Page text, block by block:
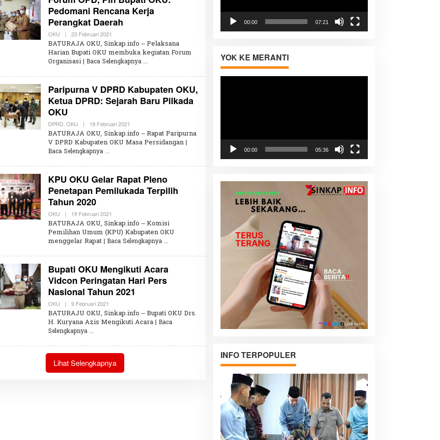
R
A
H
Pedomani Rencana Kerja
Perangkat Daerah
OKU | 23 Februari 2021
L
E
H
U
A
W
R
K
BATURAJA OKU, Sinkap.info – Pelaksana
Harian Bupati OKU membuka kegiatan Forum
Organisasi | Baca Selengkapnya
Paripurna V DPRD Kabupaten OKU,
Ketua DPRD: Sejarah Baru Pilkada
OKU
DPRD, OKU | 19 Februari 2021
L
E
H
A
W
R
BATURAJA OKU, Sinkap.info – Rapat Paripurna
V DPRD Kabupaten OKU Masa Persidangan |
Baca Selengkapnya
KPU OKU Gelar Rapat Pleno
Penetapan Pemilukada Terpilih
Tahun 2020
OKU | 19 Februari 2021
L
E
H
U
A
W
R
A
H
BATURAJA OKU, Sinkap.info – Komisi
Pemilihan Umum (KPU) Kabupaten OKU
menggelar Rapat | Baca Selengkapnya
Bupati OKU Mengikuti Acara
Vidcon Peringatan Hari Pers
Nasional Tahun 2021
OKU | 9 Februari 2021
L
E
H
A
R
I
R
BATURAJU OKU, Sinkap.info – Bupati OKU Drs.
H. Kuryana Azis Mengikuti Acara | Baca
Selengkapnya
Lihat Selengkapnya
00:00 07:21
YOK KE MERANTI
00:00 05:36
INFO TERPOPULER